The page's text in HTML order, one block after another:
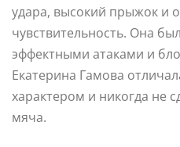
удара, высокий прыжок и
чувствительность. Она
эффектными атаками и
Екатерина Гамова
характером и никогда не
мяча.